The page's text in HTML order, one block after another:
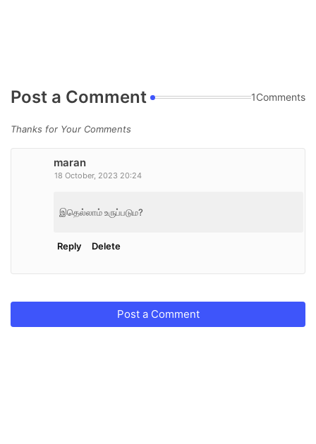
Post a Comment 1Comments
Thanks for Your Comments
maran
18 October, 2023 20:24
இதெல்லாம் உருப்படும?
Reply Delete
Post a Comment